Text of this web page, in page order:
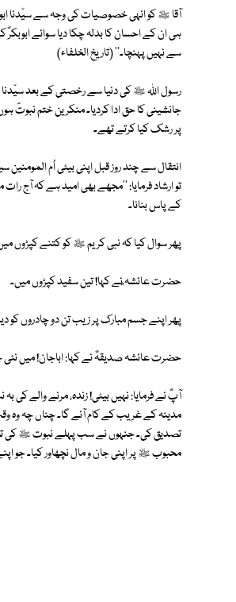
آقا ﷺ کو انہی خصوصیات کی وجہ سے سیّدنا
ہی ان کے احسان کا بدلہ چکا دیا سوائے
سے نہیں پہنچا۔'' (تاریخ الخلفاء)
رسول اﷲ ﷺ کی دنیا سے رخصتی کے بعد سیّدنا
جانشینی کا حق ادا کردیا۔ منکرین ختم نبوتؐ
پر رشک کیا کرتے تھے۔
انتقال سے چند روز قبل اپنی بیٹی اُم
تو ارشاد فرمایا: ''مجھے بھی امید ہے کہ آج
کے پاس بنانا۔
پھر سوال کیا کہ نبی کریم ﷺ کو کتنے کپڑوں میں
حضرت عائشہ ؓنے کہا! تین سفید کپڑوں میں۔
پھر اپنے جسم مبارک پر زیب تن دو چادروں کو
حضرت عائشہ صدیقہؓ نے کہا: اباجان! میں نئی
آپؓ نے فرمایا: نہیں بیٹی! زندہ، مرنے والے
مدینہ کے غریب کے کام آئے گا۔ چناں چہ
تصدیق کی۔ جنہوں نے سب پہلے نبوت ﷺ
محبوب ﷺ پر اپنی جان و مال نچھاور کیا۔ جو